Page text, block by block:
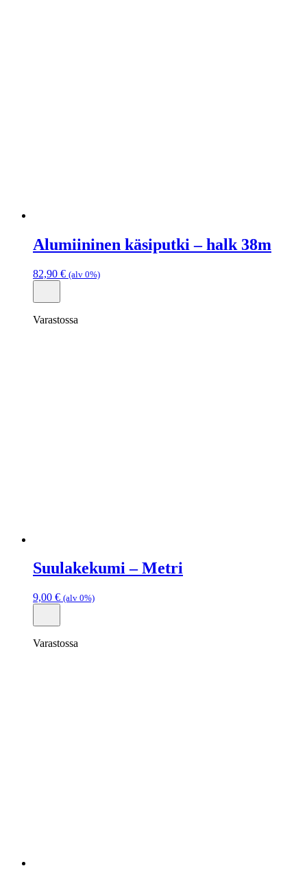
Alumiininen käsiputki – halk 38m
82,90 € (alv 0%)
Varastossa
Suulakekumi – Metri
9,00 € (alv 0%)
Varastossa